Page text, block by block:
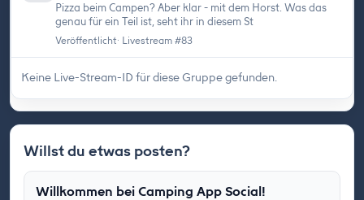
Pizza beim Campen? Aber klar - mit dem Horst. Was das
genau für ein Teil ist, seht ihr in diesem St
Veröffentlicht· Livestream #83
Keine Live-Stream-ID für diese Gruppe gefunden.
Willst du etwas posten?
Willkommen bei Camping App Social!